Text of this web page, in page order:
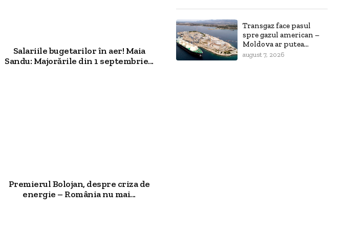
Salariile bugetarilor în aer! Maia
Sandu: Majorările din 1 septembrie...
Premierul Bolojan, despre criza de
energie – România nu mai...
Transgaz face pasul
spre gazul american –
Moldova ar putea...
august 7, 2026